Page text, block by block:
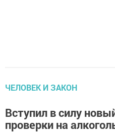
ЧЕЛОВЕК И ЗАКОН
Вступил в силу
проверки на